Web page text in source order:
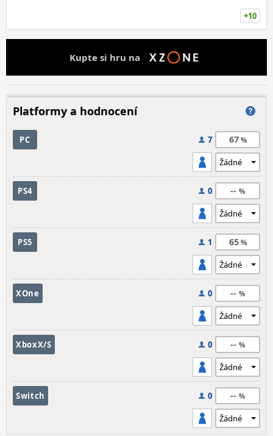
+10
Kupte si hru na
Platformy a hodnocení
PC 7 67
PS4 0 --
PS5 1 65
XOne 0 --
XboxX/S 0 --
Switch 0 --